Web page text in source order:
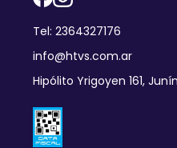
Tel: 2364327176
info@htvs.com.ar
Hipólito Yrigoyen 161,